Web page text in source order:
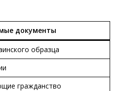
документы
образца
гражданство